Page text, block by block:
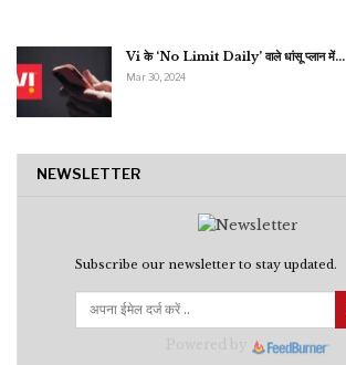
Vi के ‘No Limit Daily’ वाले धांसू प्लान में…
Mar 30, 2024
NEWSLETTER
Subscribe our newsletter to stay updated.